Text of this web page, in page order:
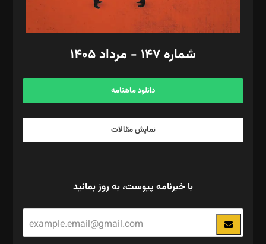
مد‌یر توسعه تجاری: کامبیز برید‌
امور مالی: شاپور رهبری، محمد‌ کاظمی‌نیا
آگهی و مشترکین: ۰۹۱۹۹۹۹۰۴۵۴
شماره ۱۴۷ - مرداد ۱۴۰۵
دانلود ماهنامه
نمایش مقالات
با خبرنامه پیوست، به روز بمانید